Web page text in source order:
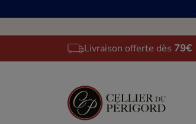
Livraison offerte dès 79€